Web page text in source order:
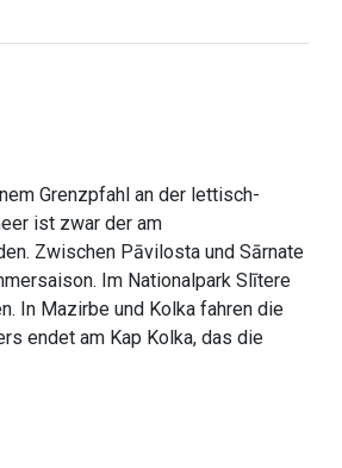
Grenzpfahl an der lettisch-
ist zwar der am
Zwischen Pāvilosta und Sārnate
Im Nationalpark Slītere
In Mazirbe und Kolka fahren die
endet am Kap Kolka, das die